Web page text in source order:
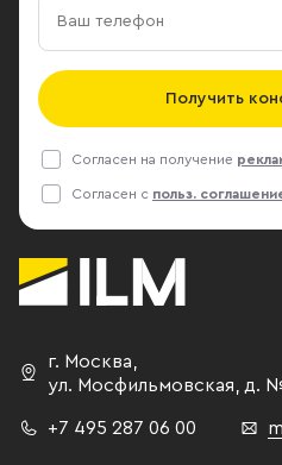
Получить
Согласен на получение
Согласен с польз.
г. Москва,
ул. Мосфильмовская, д.
+7 495 287 06 00